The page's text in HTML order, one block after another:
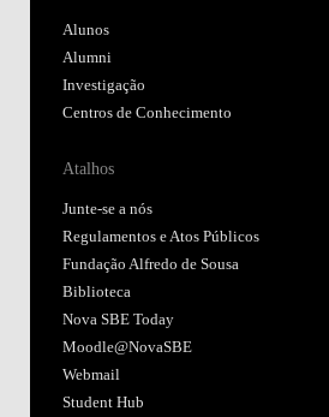
Alunos
Alumni
Investigação
Centros de Conhecimento
Atalhos
Junte-se a nós
Regulamentos e Atos Públicos
Fundação Alfredo de Sousa
Biblioteca
Nova SBE Today
Moodle@NovaSBE
Webmail
Student Hub